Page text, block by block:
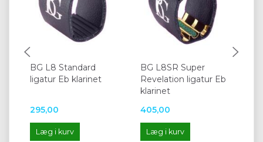
BG L8 Standard
ligatur Eb klarinet
295,00
Læg i kurv
BG L8SR Super
Revelation ligatur Eb
klarinet
405,00
Læg i kurv